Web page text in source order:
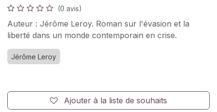
(0 avis)
Auteur : Jérôme Leroy. Roman sur l'évasion et la
liberté dans un monde contemporain en crise.
Jérôme Leroy
Ajouter à la liste de souhaits